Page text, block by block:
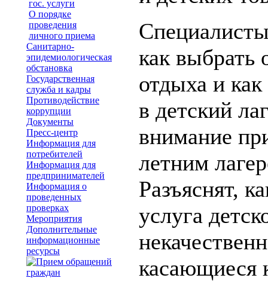
гос. услуги
О порядке
проведения
личного приема
Санитарно-
эпидемиологическая
обстановка
Государственная
служба и кадры
Противодействие
коррупции
Документы
Пресс-центр
Информация для
потребителей
Информация для
предпринимателей
Информация о
проведенных
проверках
Мероприятия
Дополнительные
информационные
ресурсы
как выбрать
отдыха и как
в детский
внимание
летним
Разъяснят,
услуга
касающиеся